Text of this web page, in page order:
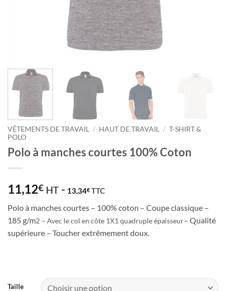
VÊTEMENTS DE TRAVAIL / HAUT DE TRAVAIL / T-SHIRT &
POLO
Polo à manches courtes 100% Coton
11,12€ HT - 13,34€ TTC
Polo à manches courtes – 100% coton – Coupe classique –
185 g/m2 – Avec le col en côte 1X1 quadruple épaisseur– Qualité
supérieure – Toucher extrêmement doux.
Taille